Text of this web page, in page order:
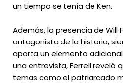
un tiempo se tenía de Ken.
Además, la presencia de Will
antagonista de la historia,
aporta un elemento
una entrevista, Ferrell reveló
temas como el patriarcado